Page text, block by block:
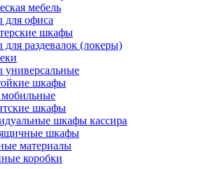
мебель
офиса
шкафы
раздевалок (локеры)
шкафы
шкафы
шкафы кассира
шкафы
материалы
коробки